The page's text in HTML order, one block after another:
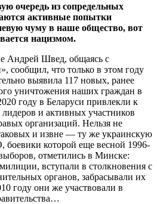
очередь из сопредельных
активные попытки
чуму в наше общество, вот
нацизмом.
Андрей Швед, общаясь с
сообщил, что только в этом году
выявила 117 новых, ранее
уничтожения наших граждан в
году в Беларуси привлекли к
лидеров и активных участников
организаций. Нельзя не
и извне — ту же украинскую
которой еще весной 1996-
отметились в Минске:
вступали в столкновения с
органов, забрасывали их
году они же участвовали в